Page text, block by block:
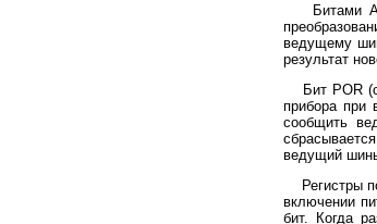
Битами
ведущему
результат
Бит POR
прибора при
сообщить
ведущий
Регистры
включении
бит. Когда